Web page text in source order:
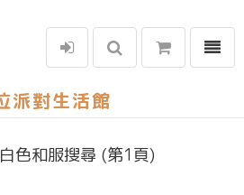
選單
白色和服搜尋 (第1頁)